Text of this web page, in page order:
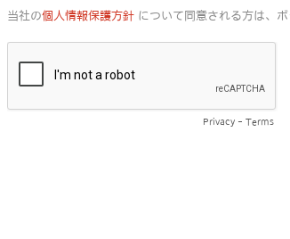
当社の個人情報保護方針 について同意される方は、
Privacy - Terms